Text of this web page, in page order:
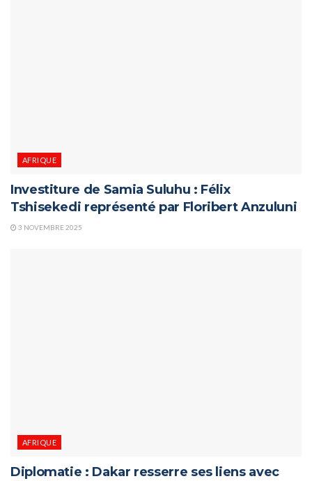
AFRIQUE
Investiture de Samia Suluhu : Félix
Tshisekedi représenté par Floribert Anzuluni
3 NOVEMBRE 2025
AFRIQUE
Diplomatie : Dakar resserre ses liens avec